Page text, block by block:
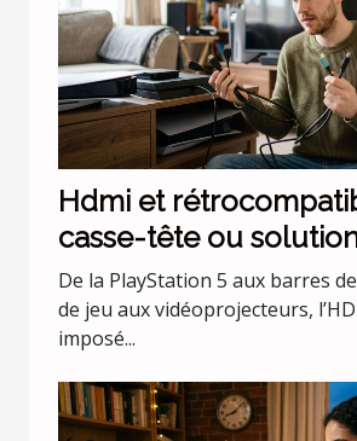
Hdmi et
casse-tête ou
?
De la PlayStation 5 aux barres
de jeu aux vidéoprojecteurs,
imposé...